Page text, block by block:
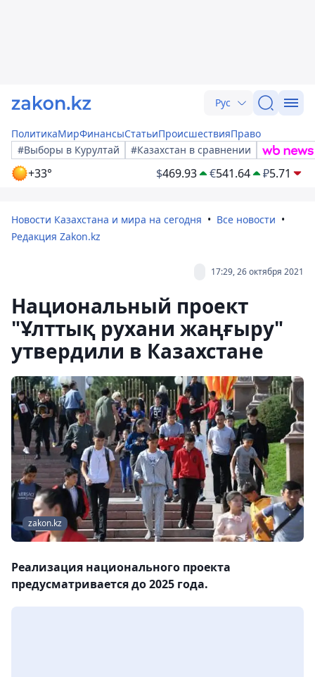
Рус
ПолитикаМирФинансыСтатьиПроисшествияПраво
#Выборы в Курултай
#Казахстан в сравнении
+33° $469.93 €541.64 ₽5.71
Новости Казахстана и мира на сегодня
Все новости
Редакция Zakon.kz
17:29, 26 октября 2021
Национальный проект
"Ұлттық рухани жаңғыру"
утвердили в Казахстане
zakon.kz
Реализация национального проекта
предусматривается до 2025 года.